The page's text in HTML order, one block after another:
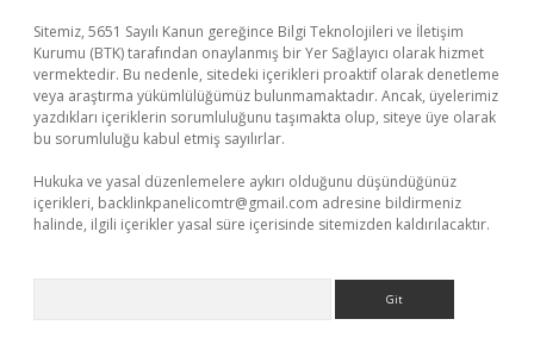
Sitemiz, 5651 Sayılı Kanun gereğince Bilgi Teknolojileri ve İletişim
Kurumu (BTK) tarafından onaylanmış bir Yer Sağlayıcı olarak hizmet
vermektedir. Bu nedenle, sitedeki içerikleri proaktif olarak denetleme
veya araştırma yükümlülüğümüz bulunmamaktadır. Ancak, üyelerimiz
yazdıkları içeriklerin sorumluluğunu taşımakta olup, siteye üye olarak
bu sorumluluğu kabul etmiş sayılırlar.
Hukuka ve yasal düzenlemelere aykırı olduğunu düşündüğünüz
içerikleri, backlinkpanelicomtr@gmail.com adresine bildirmeniz
halinde, ilgili içerikler yasal süre içerisinde sitemizden kaldırılacaktır.